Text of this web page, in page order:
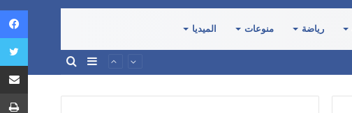
رياضة منوعات الميديا
إضافة